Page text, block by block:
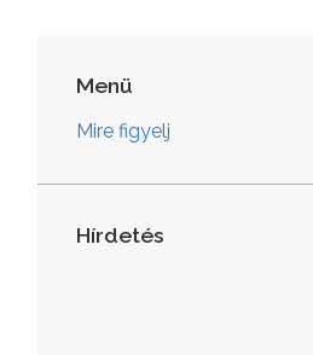
Menü
Mire figyelj
Hírdetés